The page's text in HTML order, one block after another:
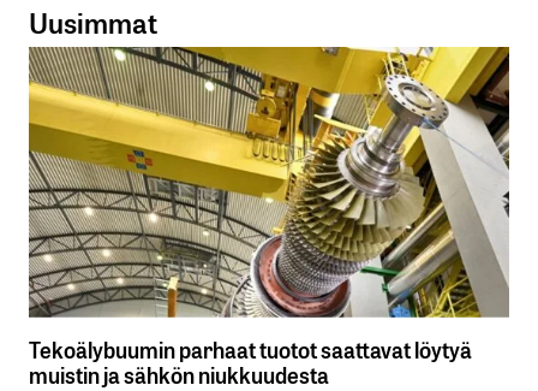
Uusimmat
Tekoälybuumin parhaat tuotot saattavat löytyä
muistin ja sähkön niukkuudesta